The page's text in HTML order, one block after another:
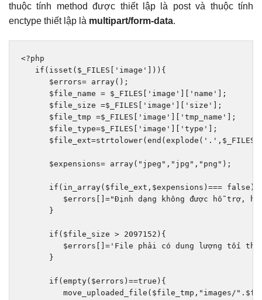
thuộc tính method được thiết lập là post và thuộc tính
enctype thiết lập là multipart/form-data.
<?php
if ( isset ( $_FILES [ 'image' ])){
      $errors
= array();
      $file_name
= $_FILES [ 'image' ][ 'name' ];
      $file_size
=$_FILES [ 'image' ][ 'size' ];
      $file_tmp
=$_FILES [ 'image' ][ 'tmp_name' ];
      $file_type
=$_FILES [ 'image' ][ 'type' ];
      $file_ext
=strtolower(end (explode ( '.' , $_FILES
      $expensions
= array( "jpeg" , "jpg" , "png" );
if ( in_array( $file_ext , $expensions )=== false ){
         $errors
[]="Định dạng không được hỗ trợ,
}
if ( $file_size > 2097152 ){
         $errors
[]= 'File phải có dung lượng tối
}
if (empty( $errors )==true ){
         move_uploaded_file
( $file_tmp , "images/" .